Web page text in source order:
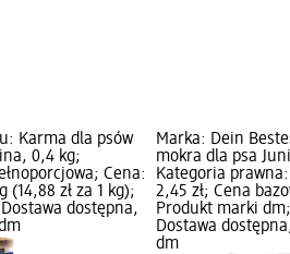
Karma dla psów
0,4 kg;
Cena:
(14,88 zł za 1 kg);
dostępna,
Marka: Dein
mokra dla psa
Kategoria
2,45 zł; Cena
Produkt marki
Dostawa
dm